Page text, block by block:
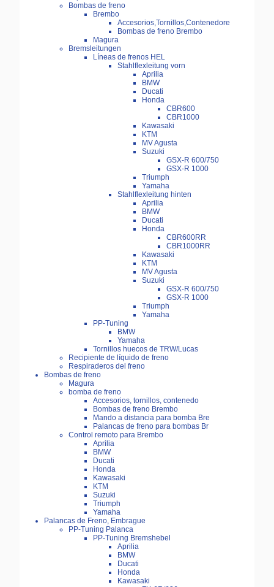
Bombas de freno
Brembo
Accesorios,Tornillos,Contenedore
Bombas de freno Brembo
Magura
Bremsleitungen
Líneas de frenos HEL
Stahlflexleitung vorn
Aprilia
BMW
Ducati
Honda
CBR600
CBR1000
Kawasaki
KTM
MV Agusta
Suzuki
GSX-R 600/750
GSX-R 1000
Triumph
Yamaha
Stahlflexleitung hinten
Aprilia
BMW
Ducati
Honda
CBR600RR
CBR1000RR
Kawasaki
KTM
MV Agusta
Suzuki
GSX-R 600/750
GSX-R 1000
Triumph
Yamaha
PP-Tuning
BMW
Yamaha
Tornillos huecos de TRW/Lucas
Recipiente de líquido de freno
Respiraderos del freno
Bombas de freno
Magura
bomba de freno
Accesorios, tornillos, contenedo
Bombas de freno Brembo
Mando a distancia para bomba Bre
Palancas de freno para bombas Br
Control remoto para Brembo
Aprilia
BMW
Ducati
Honda
Kawasaki
KTM
Suzuki
Triumph
Yamaha
Palancas de Freno, Embrague
PP-Tuning Palanca
PP-Tuning Bremshebel
Aprilia
BMW
Ducati
Honda
Kawasaki